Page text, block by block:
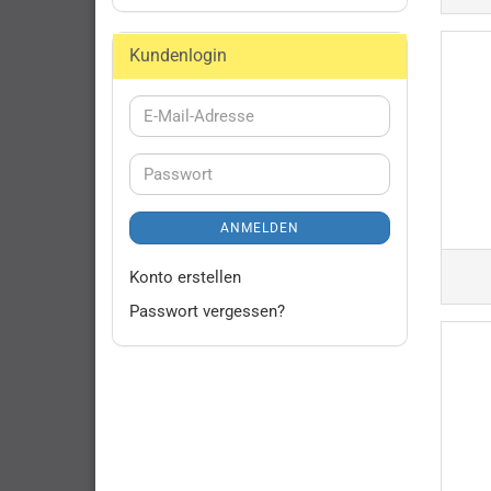
Kundenlogin
E-
Mail-
Passwort
ANMELDEN
Konto erstellen
Passwort vergessen?